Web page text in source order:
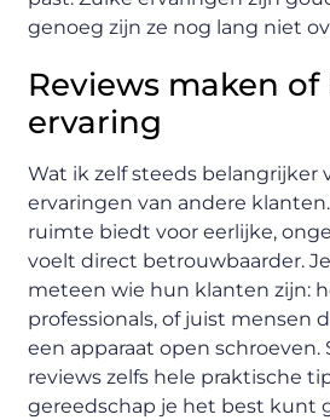
genoeg zijn ze nog lang niet
Reviews maken
ervaring
Wat ik zelf steeds belangrijker
ervaringen van andere
ruimte biedt voor eerlijke,
voelt direct betrouwbaarder.
meteen wie hun klanten zijn:
professionals, of juist mensen
een apparaat open schroeven.
reviews zelfs hele praktische
gereedschap je het best kunt